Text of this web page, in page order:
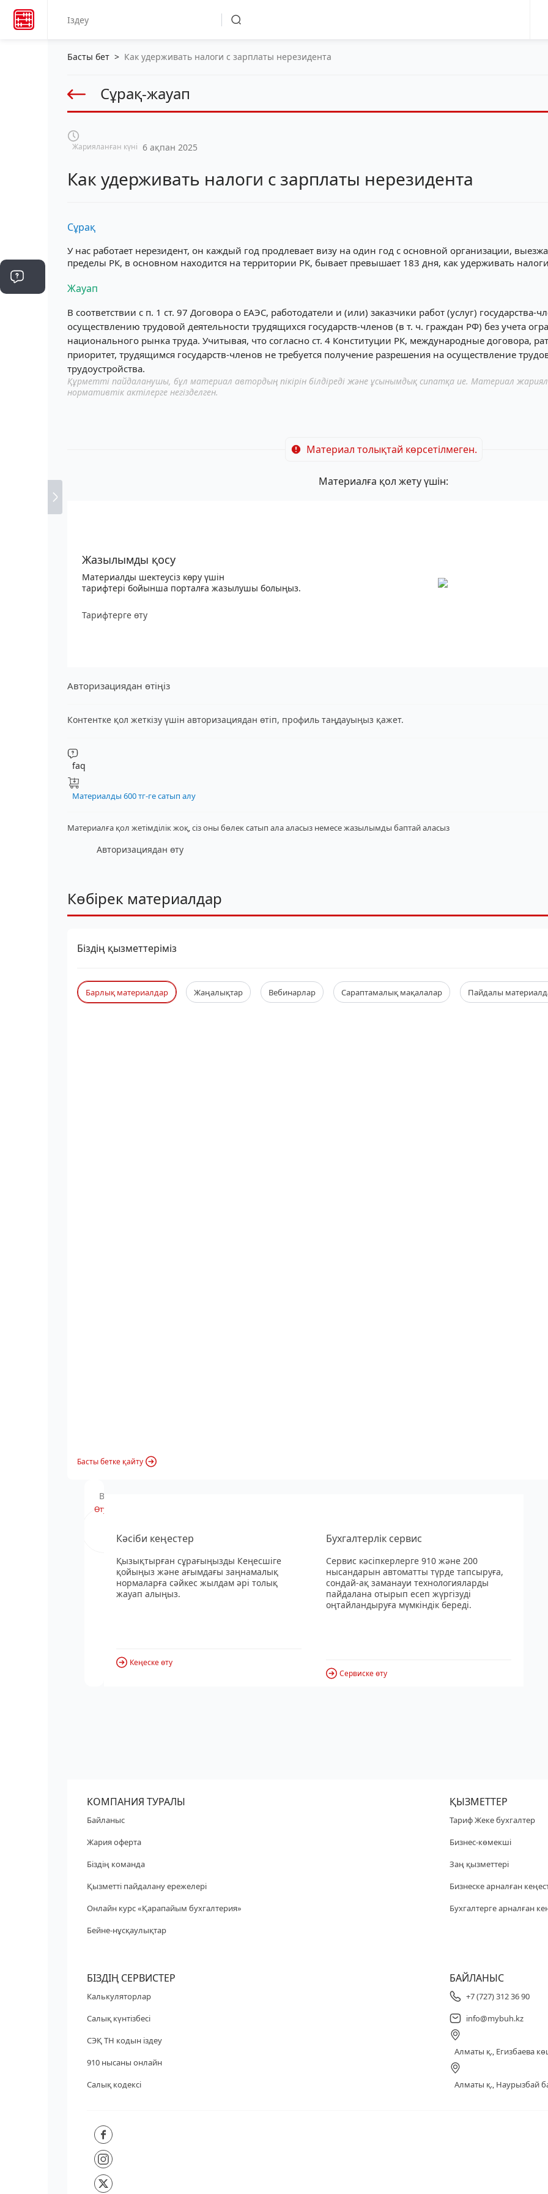
Басты бет > Как удерживать налоги с зарплаты нерезидента
Сұрақ-жауап
Жарияланған күні 6 ақпан 2025
Как удерживать налоги с зарплаты нерезидента
Сұрақ
У нас работает нерезидент, он каждый год продлевает визу на один год с основной организации,
пределы РК, в основном находится на территории РК, бывает превышает 183 дня, как удерживать налоги
Жауап
В соответствии с п. 1 ст. 97 Договора о ЕАЭС, работодатели и (или) заказчики работ (услуг) государства-
осуществлению трудовой деятельности трудящихся государств-членов (в т. ч. граждан РФ) без учета
национального рынка труда. Учитывая, что согласно ст. 4 Конституции РК, международные договора,
приоритет, трудящимся государств-членов не требуется получение разрешения на осуществление
трудоустройства.
Құрметті пайдаланушы, бұл материал автордың пікірін білдіреді және ұсынымдық сипатқа ие. Материал
нормативтік актілерге негізделген.
Материал толықтай көрсетілмеген.
Материалға қол жету үшін:
Жазылымды қосу
Материалды шектеусіз көру үшін
тарифтері бойынша порталға жазылушы болыңыз.
Тарифтерге өту
Авторизациядан өтіңіз
Контентке қол жеткізу үшін авторизациядан өтіп, профиль таңдауыңыз қажет.
faq
Материалды 600 тг-ге сатып алу
Материалға қол жетімділік жоқ, сіз оны бөлек сатып ала аласыз немесе жазылымды баптай аласыз
Авторизациядан өту
Көбірек материалдар
Біздің қызметтеріміз
Барлық материалдар Жаңалықтар Вебинарлар Сараптамалық мақалалар Пайдалы
Басты бетке қайту
Вебинардың хабарландыруы
Өту
Кәсіби кеңестер
Қызықтырған сұрағыңызды Кеңесшіге
қойыңыз және ағымдағы заңнамалық
нормаларға сәйкес жылдам әрі толық
жауап алыңыз.
Кеңеске өту
Бухгалтерлік сервис
Сервис кәсіпкерлерге 910 және 200
нысандарын автоматты түрде тапсыруға,
сондай-ақ заманауи технологияларды
пайдалана отырып есеп жүргізуді
оңтайландыруға мүмкіндік береді.
Сервиске өту
КОМПАНИЯ ТУРАЛЫ
Байланыс
Жария оферта
Біздің команда
Қызметті пайдалану ережелері
Онлайн курс «Қарапайым бухгалтерия»
Бейне-нұсқаулықтар
ҚЫЗМЕТТЕР
Тариф Жеке бухгалтер
Бизнес-көмекші
Заң қызметтері
Бизнеске арналған
Бухгалтерге арналған
БІЗДІҢ СЕРВИСТЕР
Калькуляторлар
Салық күнтізбесі
СЭҚ ТН кодын іздеу
910 нысаны онлайн
Салық кодексі
БАЙЛАНЫС
+7 (727) 312 36 90
info@mybuh.kz
Алматы қ., Егизбаева
Алматы қ., Наурызбай